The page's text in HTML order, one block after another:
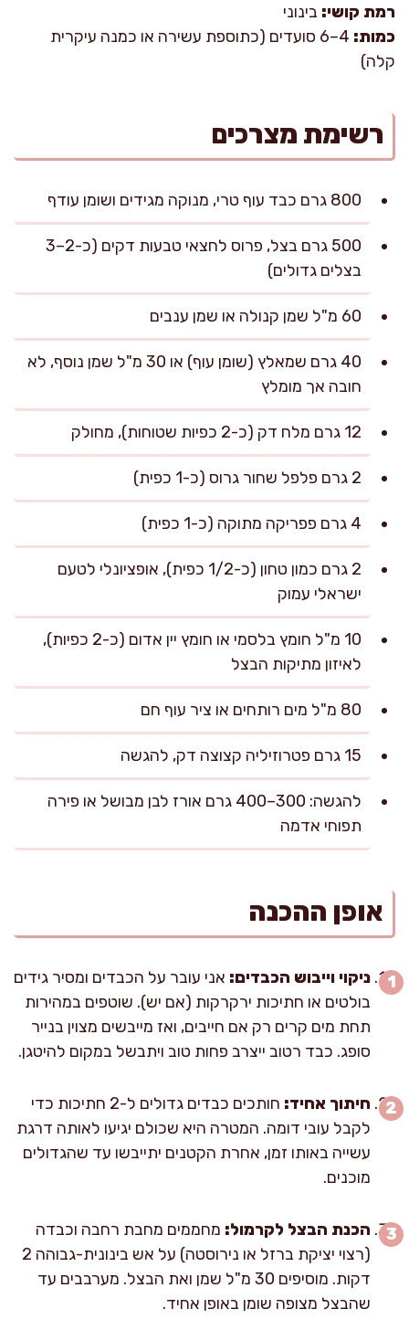
רמת קושי: בינוני
כמות:
4–6 סועדים (כתוספת עשירה או כמנה עיקרית
קלה)
רשימת מצרכים
800 גרם כבד עוף טרי, מנוקה מגידים ושומן עודף
500 גרם בצל, פרוס לחצאי טבעות דקים (כ-2–3
בצלים גדולים)
60 מ"ל שמן קנולה או שמן ענבים
40 גרם שמאלץ (שומן עוף) או 30 מ"ל שמן נוסף, לא
חובה אך מומלץ
12 גרם מלח דק (כ-2 כפיות שטוחות), מחולק
2 גרם פלפל שחור גרוס (כ-1 כפית)
4 גרם פפריקה מתוקה (כ-1 כפית)
2 גרם כמון טחון (כ-1/2 כפית), אופציונלי לטעם
ישראלי עמוק
10 מ"ל חומץ בלסמי או חומץ יין אדום (כ-2 כפיות),
לאיזון מתיקות הבצל
80 מ"ל מים רותחים או ציר עוף חם
15 גרם פטרוזיליה קצוצה דק, להגשה
להגשה: 300–400 גרם אורז לבן מבושל או פירה
תפוחי אדמה
אופן ההכנה
ניקוי וייבוש הכבדים: אני עובר על הכבדים ומסיר גידים
בולטים או חתיכות ירקרקות (אם יש). שוטפים במהירות
תחת מים קרים רק אם חייבים, ואז מייבשים מצוין בנייר
סופג. כבד רטוב ייצרב פחות טוב ויתבשל במקום להיטגן.
חיתוך אחיד:
חותכים כבדים גדולים ל-2 חתיכות כדי
לקבל עובי דומה. המטרה היא שכולם יגיעו לאותה דרגת
עשייה באותו זמן, אחרת הקטנים יתייבשו עד שהגדולים
מוכנים.
הכנת הבצל לקרמול: מחממים מחבת רחבה וכבדה
(רצוי יציקת ברזל או נירוסטה) על אש בינונית-גבוהה 2
דקות. מוסיפים 30 מ"ל שמן ואת הבצל. מערבבים עד
שהבצל מצופה שומן באופן אחיד.